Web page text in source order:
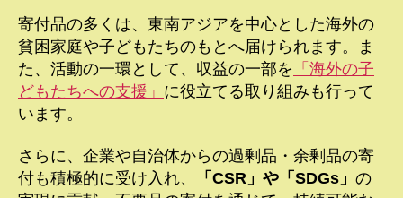
寄付品の多くは、東南アジアを中心とした海外の
貧困家庭や子どもたちのもとへ届けられます。ま
た、活動の一環として、収益の一部を 「海外の子
どもたちへの支援」 に役立てる取り組みも行って
います。
さらに、企業や自治体からの過剰品・余剰品の寄
付も積極的に受け入れ、
「CSR」や「SDGs」 の